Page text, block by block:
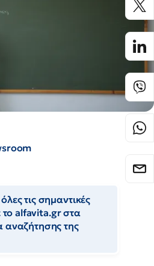
τις σημαντικές
το alfavita.gr στα
αναζήτησης της